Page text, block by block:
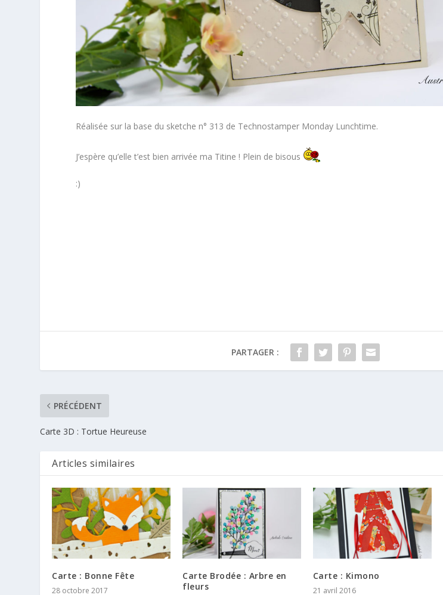
Réalisée sur la base du sketche n° 313 de Technostamper Monday Lunchtime.
J’espère qu’elle t’est bien arrivée ma Titine ! Plein de bisous
:)
PARTAGER :
PRÉCÉDENT
Carte 3D : Tortue Heureuse
Articles similaires
Carte : Bonne Fête
28 octobre 2017
Carte Brodée : Arbre en
fleurs
Carte : Kimono
21 avril 2016